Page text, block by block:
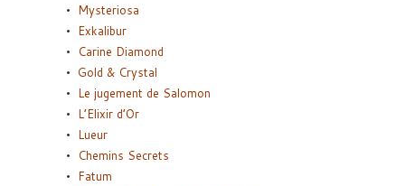
Mysteriosa
Exkalibur
Carine Diamond
Gold & Crystal
Le jugement de Salomon
L’Elixir d’Or
Lueur
Chemins Secrets
Fatum